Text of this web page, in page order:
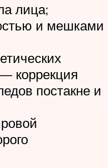
лица;
и мешками
коррекция
постакне и